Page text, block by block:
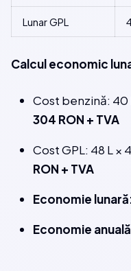
Lunar GPL
Calcul economic
Cost benzină: 40
304 RON + TVA
Cost GPL: 48 L ×
RON + TVA
Economie
Economie